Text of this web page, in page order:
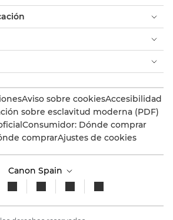
Aviso sobre cookiesAccesibilidad
sobre esclavitud moderna (PDF)
Consumidor: Dónde comprar
comprarAjustes de cookies
Canon Spain